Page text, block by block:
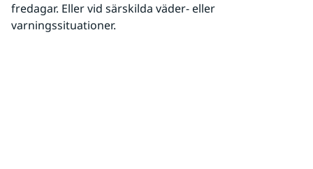
fredagar. Eller vid särskilda väder- eller
varningssituationer.